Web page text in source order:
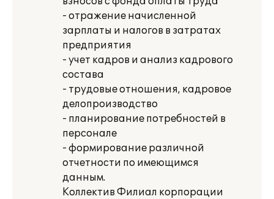
- отражение начисленной
зарплаты и налогов в затратах
предприятия
- учет кадров и анализ кадрового
состава
- трудовые отношения, кадровое
делопроизводство
- планирование потребностей в
персонале
- формирование различной
отчетности по имеющимся
данным.
Коллектив Филиал корпорации